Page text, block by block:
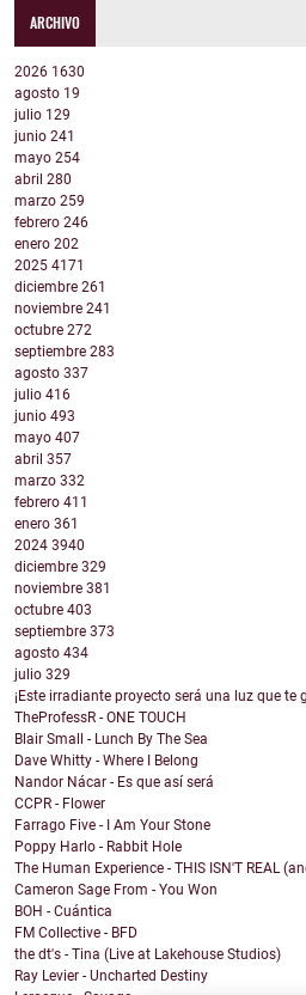
ARCHIVO
2026 1630
agosto 19
julio 129
junio 241
mayo 254
abril 280
marzo 259
febrero 246
enero 202
2025 4171
diciembre 261
noviembre 241
octubre 272
septiembre 283
agosto 337
julio 416
junio 493
mayo 407
abril 357
marzo 332
febrero 411
enero 361
2024 3940
diciembre 329
noviembre 381
octubre 403
septiembre 373
agosto 434
julio 329
¡Este irradiante proyecto será una luz que te
TheProfessR - ONE TOUCH
Blair Small - Lunch By The Sea
Dave Whitty - Where I Belong
Nandor Nácar - Es que así será
CCPR - Flower
Farrago Five - I Am Your Stone
Poppy Harlo - Rabbit Hole
The Human Experience - THIS ISN'T REAL
Cameron Sage From - You Won
BOH - Cuántica
FM Collective - BFD
the dt's - Tina (Live at Lakehouse Studios)
Ray Levier - Uncharted Destiny